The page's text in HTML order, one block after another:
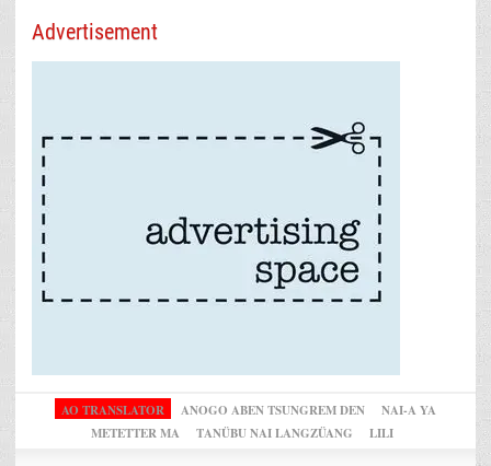
Advertisement
AO TRANSLATOR ANOGO ABEN TSUNGREM DEN
NAI-A YA
METETTER MA
TANÜBU NAI LANGZÜANG LILI